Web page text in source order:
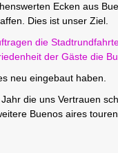
Ecken aus
Dies ist unser Ziel.
die
der Gäste die
neu eingebaut haben.
die uns Vertrauen
Buenos aires